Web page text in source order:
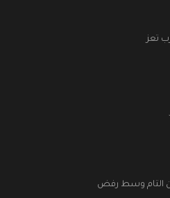
التام وسط رفض